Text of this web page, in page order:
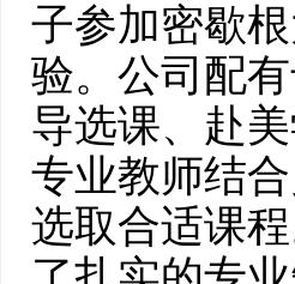
子参加密歇
验。公司配
导选课、赴
专业教师结
选取合适课